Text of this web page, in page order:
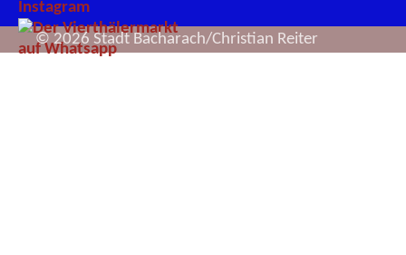
© 2026 Stadt Bacharach/Christian Reiter